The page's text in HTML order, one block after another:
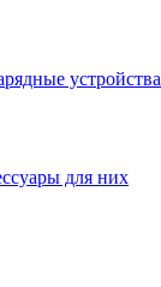
устройства
для них